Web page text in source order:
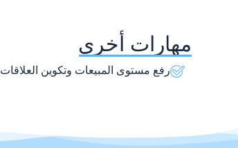
مهارات أخري
رفع مستوى المبيعات وتكوين العلاقات